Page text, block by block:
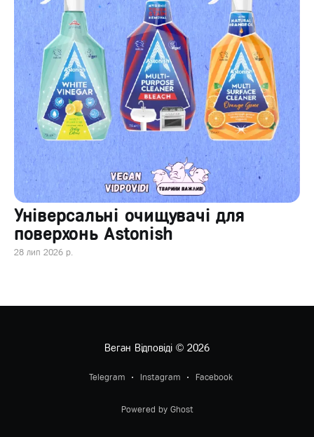
Універсальні очищувачі для
поверхонь Astonish
28 лип 2026 р.
Веган Відповіді© 2026
Telegram Instagram Facebook
Powered by Ghost